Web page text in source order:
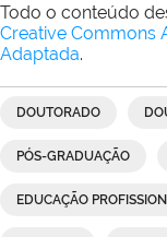
Todo o conteúdo
Creative Commons
Adaptada.
DOUTORADO
PÓS-GRADUAÇÃO
EDUCAÇÃO